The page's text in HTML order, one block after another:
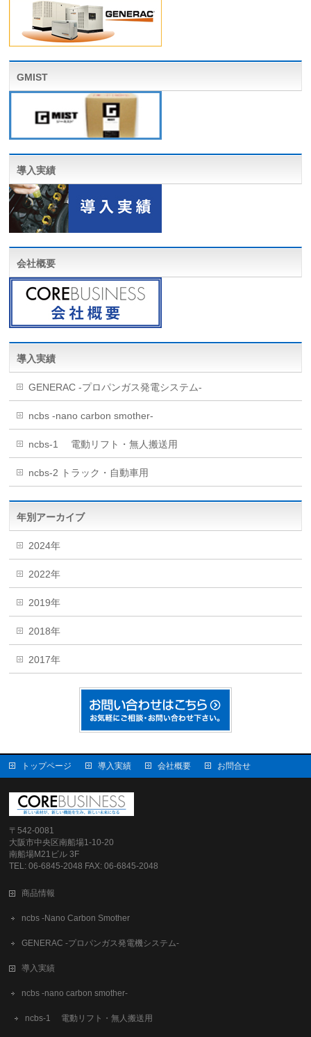
GMIST
導入実績
会社概要
導入実績
GENERAC -プロパンガス発電システム-
ncbs -nano carbon smother-
ncbs-1 電動リフト・無人搬送用
ncbs-2 トラック・自動車用
年別アーカイブ
2024年
2022年
2019年
2018年
2017年
トップページ 導入実績 会社概要 お問合せ
〒542-0081
大阪市中央区南船場1-10-20
南船場M21ビル 3F
TEL: 06-6845-2048 FAX: 06-6845-2048
商品情報
ncbs -Nano Carbon Smother
GENERAC -プロパンガス発電機システム-
導入実績
ncbs -nano carbon smother-
ncbs-1 電動リフト・無人搬送用